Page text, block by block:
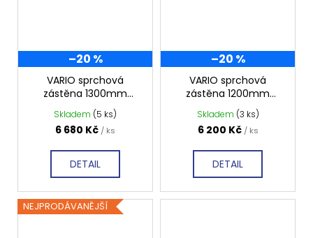
–20 %
VARIO sprchová
zástěna 1300mm
matné sklo GX1413
Skladem (5 ks)
6 680 Kč / ks
DETAIL
–20 %
VARIO sprchová
zástěna 1200mm
matné sklo GX1412
Skladem (3 ks)
6 200 Kč / ks
DETAIL
NEJPRODÁVANĚJŠÍ